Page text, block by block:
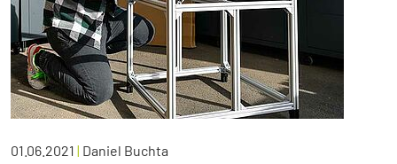
01.06.2021 | Daniel Buchta